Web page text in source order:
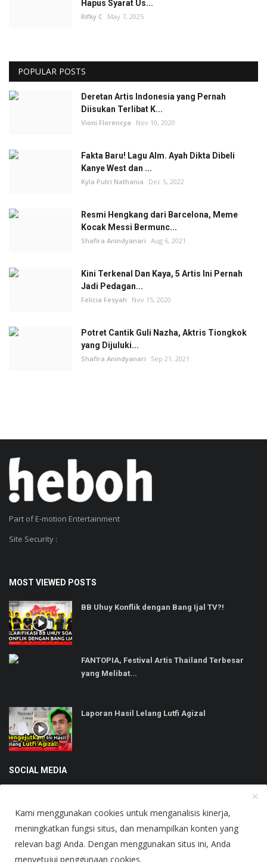
Hapus Syarat Us...
Rifky C May 7, 2025
POPULAR POSTS
Deretan Artis Indonesia yang Pernah
Diisukan Terlibat K...
Vioni Florencya Nov 10, 2020
Fakta Baru! Lagu Alm. Ayah Dikta Dibeli
Kanye West dan ...
Kyla Putri Nathania Dec 5, 2022
Resmi Hengkang dari Barcelona, Meme
Kocak Messi Bermunc...
Shafira Anindyanari Aug 6, 2021
Kini Terkenal Dan Kaya, 5 Artis Ini Pernah
Jadi Pedagan...
Felicia Fesyah Nov 15, 2020
Potret Cantik Guli Nazha, Aktris Tiongkok
yang Dijuluki...
Shafira Anindyanari Sep 21, 2021
Part of E-motion Entertainment
Site Security :
MOST VIEWED POSTS
BB Uhuy Konflik dengan Bang Ijal TV?!
FANTOPIA, Festival Artis Thailand Terbesar
yang Melibat...
Laporan Hasil Lelang Lutfi Agizal
SOCIAL MEDIA
Copyright © 2025 Heboh - All Rights Reserved.
Kami menggunakan cookies untuk menganalisis kinerja,
meningkatkan fungsi situs, dan menampilkan konten yang
relevan bagi Anda. Dengan menggunakan situs ini, Anda
menyetujui penggunaan cookies.